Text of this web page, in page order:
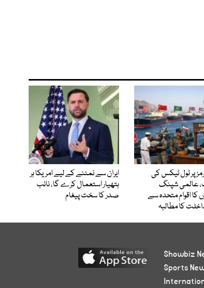
پر ٹول ٹیکس کی
عالمی شپنگ
کا اقوام متحدہ سے
کا مطالبہ
ایران سے نمٹنے کے لیے امریکا ہر
ہتھیار استعمال کرے گا، نائب
صدر کا سخت پیغام
Showbiz
Sports